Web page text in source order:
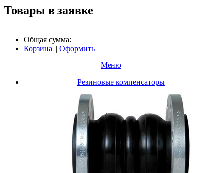
Товары в заявке
Общая сумма:
Корзина | Оформить
Меню
Резиновые компенсаторы